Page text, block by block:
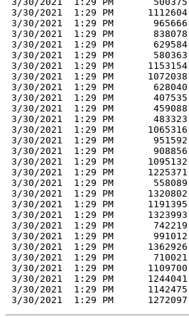
3/30/2021  1:29 PM      1112604
3/30/2021  1:29 PM       965666
3/30/2021  1:29 PM       838078
3/30/2021  1:29 PM       629584
3/30/2021  1:29 PM       580363
3/30/2021  1:29 PM      1153154
3/30/2021  1:29 PM      1072038
3/30/2021  1:29 PM       628040
3/30/2021  1:29 PM       407535
3/30/2021  1:29 PM       459088
3/30/2021  1:29 PM       483323
3/30/2021  1:29 PM      1065316
3/30/2021  1:29 PM       951592
3/30/2021  1:29 PM       908856
3/30/2021  1:29 PM      1095132
3/30/2021  1:29 PM      1225371
3/30/2021  1:29 PM       558089
3/30/2021  1:29 PM      1320802
3/30/2021  1:29 PM      1191395
3/30/2021  1:29 PM      1323993
3/30/2021  1:29 PM       742219
3/30/2021  1:29 PM       991012
3/30/2021  1:29 PM      1362926
3/30/2021  1:29 PM       710021
3/30/2021  1:29 PM      1109700
3/30/2021  1:29 PM      1244041
3/30/2021  1:29 PM      1142475
3/30/2021  1:29 PM      1272097